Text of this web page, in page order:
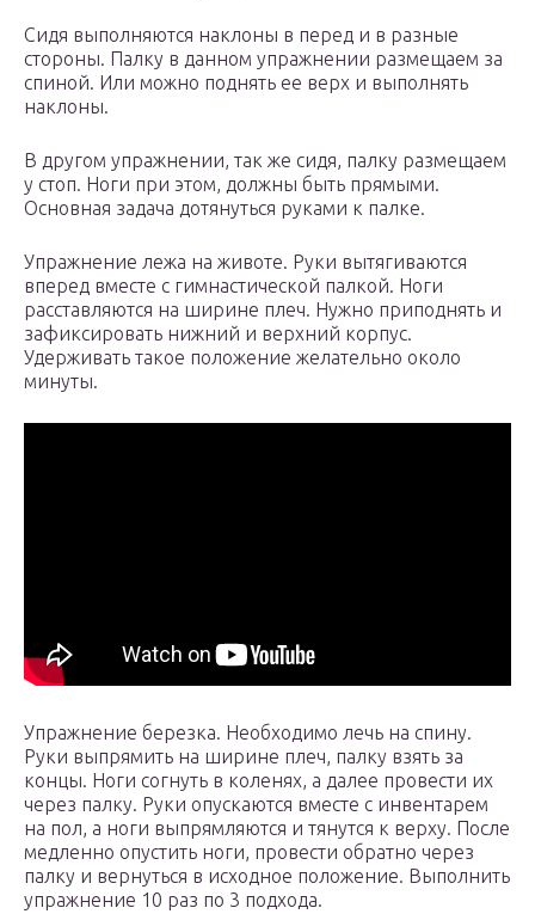
Сидя выполняются наклоны в перед и в разные
стороны. Палку в данном упражнении размещаем за
спиной. Или можно поднять ее верх и выполнять
наклоны.
В другом упражнении, так же сидя, палку размещаем
у стоп. Ноги при этом, должны быть прямыми.
Основная задача дотянуться руками к палке.
Упражнение лежа на животе. Руки вытягиваются
вперед вместе с гимнастической палкой. Ноги
расставляются на ширине плеч. Нужно приподнять и
зафиксировать нижний и верхний корпус.
Удерживать такое положение желательно около
минуты.
Упражнение березка. Необходимо лечь на спину.
Руки выпрямить на ширине плеч, палку взять за
концы. Ноги согнуть в коленях, а далее провести их
через палку. Руки опускаются вместе с инвентарем
на пол, а ноги выпрямляются и тянутся к верху. После
медленно опустить ноги, провести обратно через
палку и вернуться в исходное положение. Выполнить
упражнение 10 раз по 3 подхода.